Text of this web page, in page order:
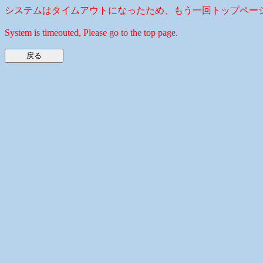
システムはタイムアウトになったため、もう一回トップペー
System is timeouted, Please go to the top page.